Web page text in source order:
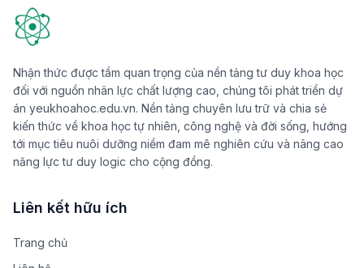
Nhận thức được tầm quan trọng của nền tảng tư duy khoa học
đối với nguồn nhân lực chất lượng cao, chúng tôi phát triển dự
án yeukhoahoc.edu.vn. Nền tảng chuyên lưu trữ và chia sẻ
kiến thức về khoa học tự nhiên, công nghệ và đời sống, hướng
tới mục tiêu nuôi dưỡng niềm đam mê nghiên cứu và nâng cao
năng lực tư duy logic cho cộng đồng.
Liên kết hữu ích
Trang chủ